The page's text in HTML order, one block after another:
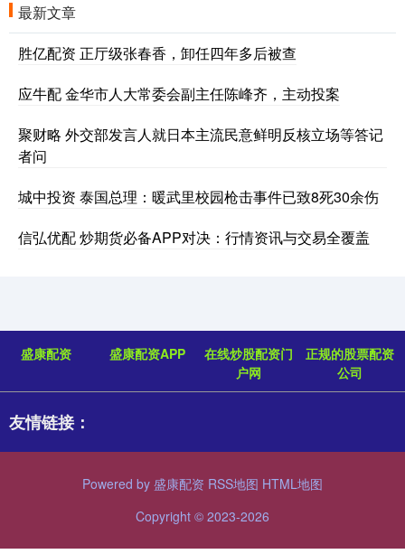
最新文章
胜亿配资 正厅级张春香，卸任四年多后被查
应牛配 金华市人大常委会副主任陈峰齐，主动投案
聚财略 外交部发言人就日本主流民意鲜明反核立场等答记
者问
城中投资 泰国总理：暖武里校园枪击事件已致8死30余伤
信弘优配 炒期货必备APP对决：行情资讯与交易全覆盖
盛康配资 盛康配资APP
在线炒股配资门
户网
正规的股票配资
公司
友情链接：
Powered by 盛康配资 RSS地图 HTML地图
Copyright © 2023-2026